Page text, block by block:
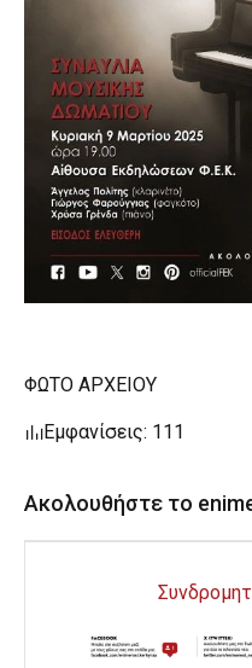
ΦΩΤΟ ΑΡΧΕΙΟΥ
Εμφανίσεις: 111
Ακολουθήστε το